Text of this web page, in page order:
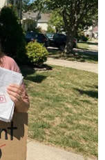
Hungary
tuyên bố
NATO nếu
Nga đứng đầu.